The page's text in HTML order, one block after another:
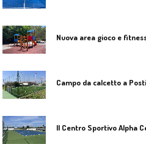
Nuova area gioco e
Campo da calcetto a
Il Centro Sportivo Alpha